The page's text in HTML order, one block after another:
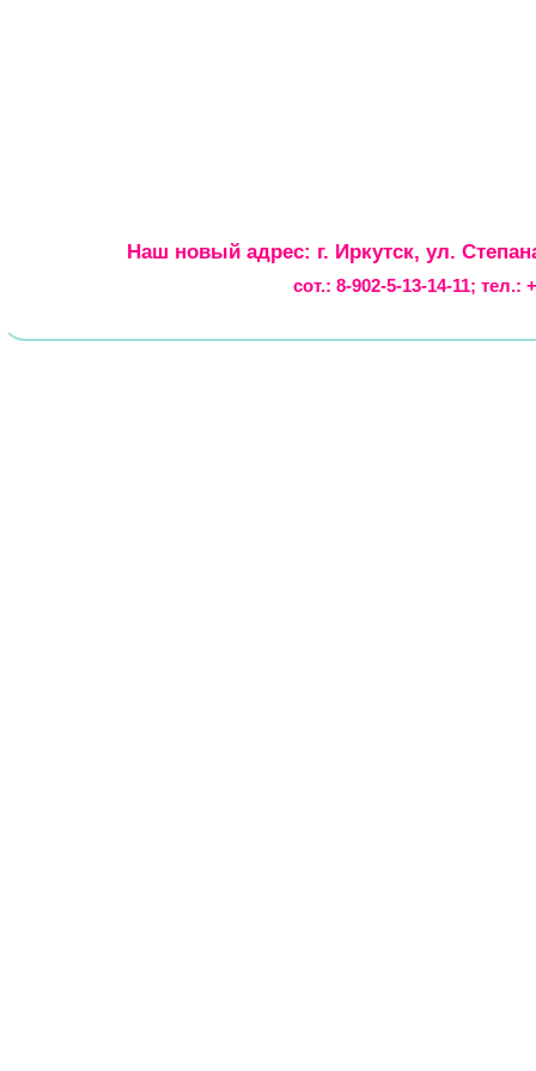
Наш новый адрес: г. Иркутск, ул.
сот.: 8-902-5-13-14-11; тел.: